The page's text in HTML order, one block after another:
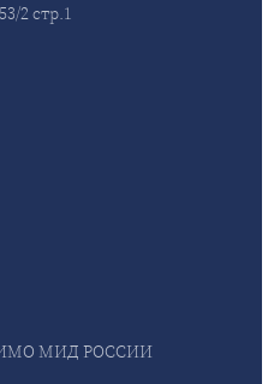
2 стр.1
МИД РОССИИ